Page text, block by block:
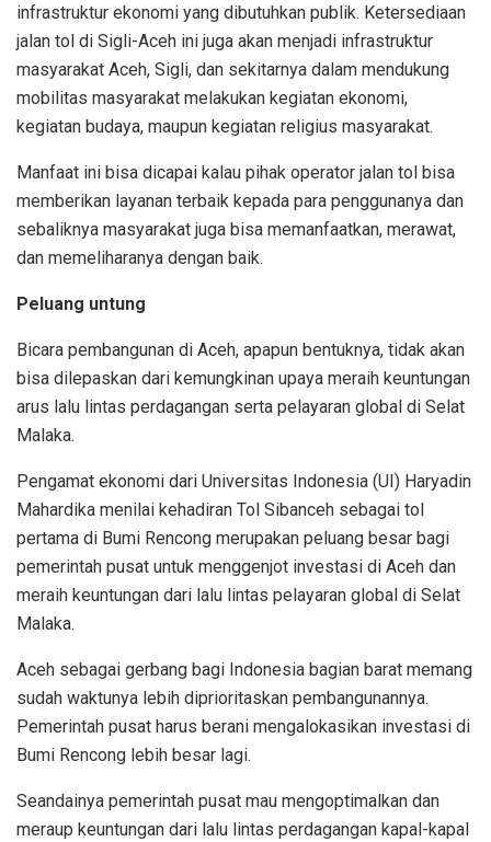
infrastruktur ekonomi yang dibutuhkan publik. Ketersediaan
jalan tol di Sigli-Aceh ini juga akan menjadi infrastruktur
masyarakat Aceh, Sigli, dan sekitarnya dalam mendukung
mobilitas masyarakat melakukan kegiatan ekonomi,
kegiatan budaya, maupun kegiatan religius masyarakat.
Manfaat ini bisa dicapai kalau pihak operator jalan tol bisa
memberikan layanan terbaik kepada para penggunanya dan
sebaliknya masyarakat juga bisa memanfaatkan, merawat,
dan memeliharanya dengan baik.
Peluang untung
Bicara pembangunan di Aceh, apapun bentuknya, tidak akan
bisa dilepaskan dari kemungkinan upaya meraih keuntungan
arus lalu lintas perdagangan serta pelayaran global di Selat
Malaka.
Pengamat ekonomi dari Universitas Indonesia (UI) Haryadin
Mahardika menilai kehadiran Tol Sibanceh sebagai tol
pertama di Bumi Rencong merupakan peluang besar bagi
pemerintah pusat untuk menggenjot investasi di Aceh dan
meraih keuntungan dari lalu lintas pelayaran global di Selat
Malaka.
Aceh sebagai gerbang bagi Indonesia bagian barat memang
sudah waktunya lebih diprioritaskan pembangunannya.
Pemerintah pusat harus berani mengalokasikan investasi di
Bumi Rencong lebih besar lagi.
Seandainya pemerintah pusat mau mengoptimalkan dan
meraup keuntungan dari lalu lintas perdagangan kapal-kapal